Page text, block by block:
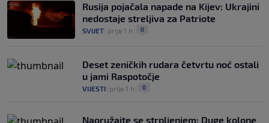
Rusija pojačala napade na Kijev: Ukrajini
nedostaje streljiva za Patriote
SVIJET prije 1 h 0
Deset zeničkih rudara četvrtu noć ostali
u jami Raspotočje
VIJESTI prije 1 h 0
Naoružajte se strpljenjem: Duge kolone